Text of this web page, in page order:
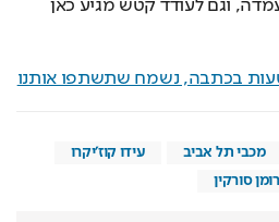
סורקין ידע להשתלט על העמדה, וגם לעודד קטש מגיע כאן
בכתבה, נשמח שתשתפו אותנו
מכבי תל אביב
עידו קוז'יקרו
סורקין